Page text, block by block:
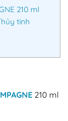
210 ml
tinh
210 ml